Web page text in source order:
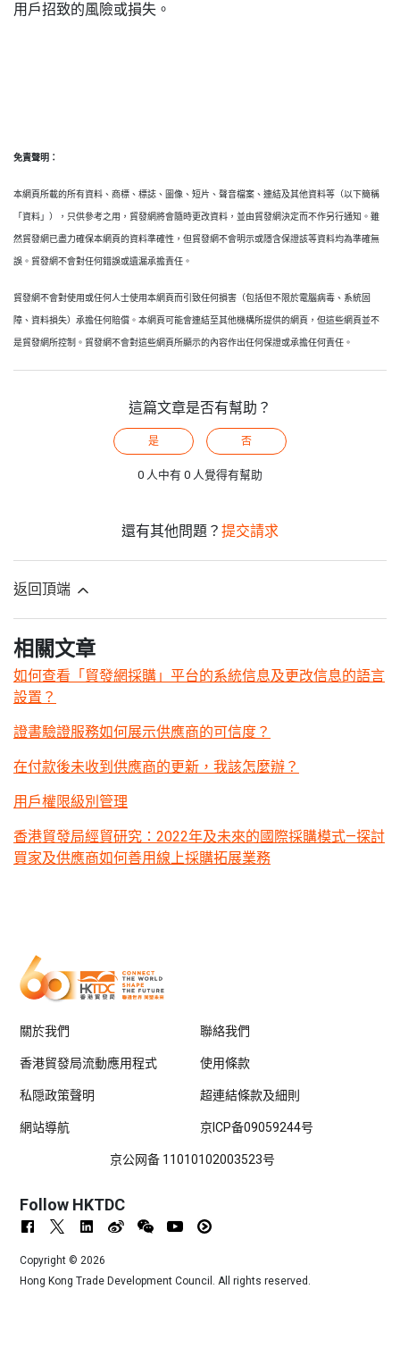
用戶招致的風險或損失。
免責聲明：
本網頁所載的所有資料、商標、標誌、圖像、短片、聲音檔案、連結及其他資料等（以下簡稱
「資料」），只供參考之用，貿發網將會隨時更改資料，並由貿發網決定而不作另行通知。雖
然貿發網已盡力確保本網頁的資料準確性，但貿發網不會明示或隱含保證該等資料均為準確無
誤。貿發網不會對任何錯誤或遺漏承擔責任。
貿發網不會對使用或任何人士使用本網頁而引致任何損害（包括但不限於電腦病毒、系統固
障、資料損失）承擔任何賠償。本網頁可能會連結至其他機構所提供的網頁，但這些網頁並不
是貿發網所控制。貿發網不會對這些網頁所顯示的內容作出任何保證或承擔任何責任。
這篇文章是否有幫助？
是 否
0 人中有 0 人覺得有幫助
還有其他問題？ 提交請求
返回頂端
相關文章
如何查看「貿發網採購」平台的系統信息及更改信息的語言
設置？
證書驗證服務如何展示供應商的可信度？
在付款後未收到供應商的更新，我該怎麼辦？
用戶權限級別管理
香港貿發局經貿研究：2022年及未來的國際採購模式—探討
買家及供應商如何善用線上採購拓展業務
關於我們 聯絡我們
香港貿發局流動應用程式 使用條款
私隠政策聲明 超連結條款及細則
網站導航 京ICP备09059244号
京公网备 11010102003523号
Follow HKTDC
Copyright ©2026
Hong Kong Trade Development Council. All rights reserved.